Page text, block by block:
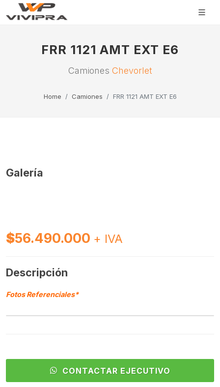
FRR 1121 AMT EXT E6
Camiones Chevorlet
Home Camiones FRR 1121 AMT EXT E6
Galería
$56.490.000 + IVA
Descripción
Fotos Referenciales*
CONTACTAR EJECUTIVO